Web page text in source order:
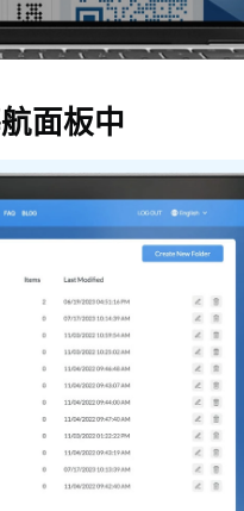
面板中